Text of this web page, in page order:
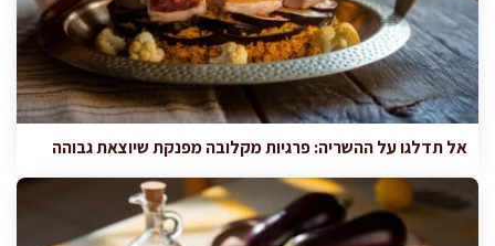
אל תדלגו על ההשריה: פרגיות מקלובה מפנקת שיוצאת גבוהה